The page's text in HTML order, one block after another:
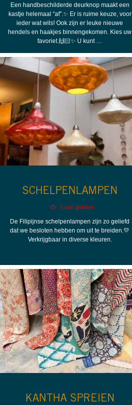
Een handbeschilderde deurknop maakt een
kastje helemaal “af”.✨ Er is ruime keuze, voor
ieder wat wils! Ook zijn er leuke nieuwe
hendels en haakjes binnengekomen. Kies uw
favoriet.🙌🏻✨ U kunt …
SCHELPENLAMPEN
6 jaar geleden
De Filipijnse schelpenlampen zijn zo geliefd
dat we besloten hebben om uit te breiden.💛
Verkrijgbaar in diverse kleuren.
KANTHA SPREIEN